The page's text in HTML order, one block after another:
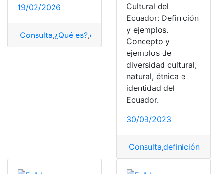
19/02/2026
Consulta,¿Qué es?,definición ,palangre,pesca
Cultural del
Ecuador: Definición
y ejemplos.
Concepto y
ejemplos de
diversidad cultural,
natural, étnica e
identidad del
Ecuador.
30/09/2023
Consulta,definición,